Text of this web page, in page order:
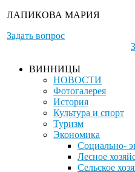
ЛАПИКОВА МАРИЯ
Задать вопрос
ВИННИЦЫ
НОВОСТИ
Фотогалерея
История
Культура и спорт
Туризм
Экономика
Социально-
Лесное
Сельское